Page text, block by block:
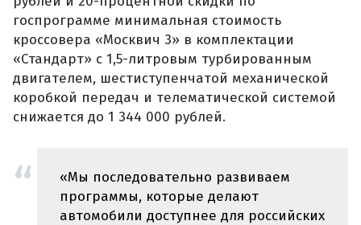
госпрограмме минимальная стоимость
кроссовера «Москвич 3» в комплектации
«Стандарт» с 1,5-литровым турбированным
двигателем, шестиступенчатой механической
коробкой передач и телематической системой
снижается до 1 344 000 рублей.
«Мы последовательно развиваем
программы, которые делают
автомобили доступнее для российских